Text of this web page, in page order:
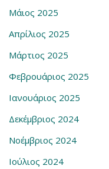
Μάιος 2025
Απρίλιος 2025
Μάρτιος 2025
Φεβρουάριος 2025
Ιανουάριος 2025
Δεκέμβριος 2024
Νοέμβριος 2024
Ιούλιος 2024